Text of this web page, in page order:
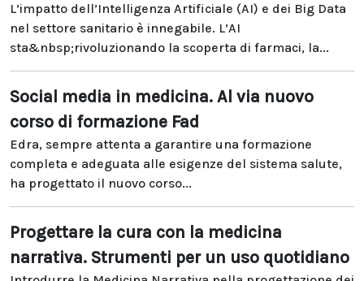
L’impatto dell’Intelligenza Artificiale (AI) e dei Big Data
nel settore sanitario è innegabile. L’AI
sta&nbsp;rivoluzionando la scoperta di farmaci, la...
Social media in medicina. Al via nuovo
corso di formazione Fad
Edra, sempre attenta a garantire una formazione
completa e adeguata alle esigenze del sistema salute,
ha progettato il nuovo corso...
Progettare la cura con la medicina
narrativa. Strumenti per un uso quotidiano